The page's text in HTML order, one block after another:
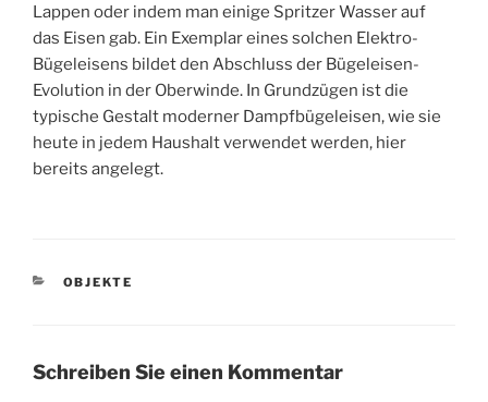
Lappen oder indem man einige Spritzer Wasser auf
das Eisen gab. Ein Exemplar eines solchen Elektro-
Bügeleisens bildet den Abschluss der Bügeleisen-
Evolution in der Oberwinde. In Grundzügen ist die
typische Gestalt moderner Dampfbügeleisen, wie sie
heute in jedem Haushalt verwendet werden, hier
bereits angelegt.
KATEGORIEN
OBJEKTE
Schreiben Sie einen Kommentar